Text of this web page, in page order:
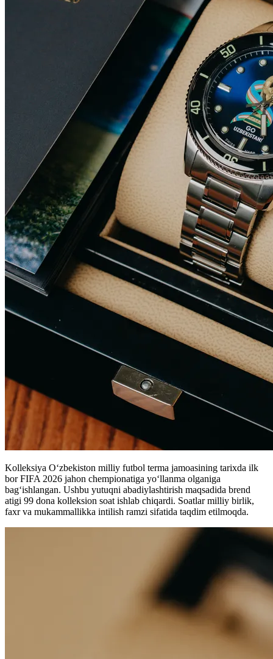
Kolleksiya O‘zbekiston milliy futbol terma jamoasining tarixda ilk
bor FIFA 2026 jahon chempionatiga yo‘llanma olganiga
bag‘ishlangan. Ushbu yutuqni abadiylashtirish maqsadida brend
atigi 99 dona kolleksion soat ishlab chiqardi. Soatlar milliy birlik,
faxr va mukammallikka intilish ramzi sifatida taqdim etilmoqda.